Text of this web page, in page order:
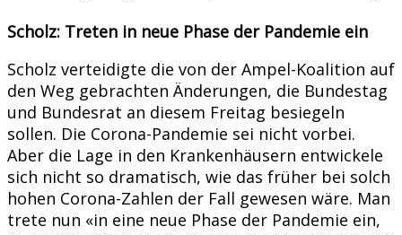
Scholz: Treten in neue Phase der Pandemie ein
Scholz verteidigte die von der Ampel-Koalition auf
den Weg gebrachten Änderungen, die Bundestag
und Bundesrat an diesem Freitag besiegeln
sollen. Die Corona-Pandemie sei nicht vorbei.
Aber die Lage in den Krankenhäusern entwickele
sich nicht so dramatisch, wie das früher bei solch
hohen Corona-Zahlen der Fall gewesen wäre. Man
trete nun «in eine neue Phase der Pandemie ein,